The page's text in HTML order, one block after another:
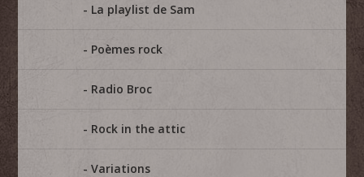
La playlist de Sam
Poèmes rock
Radio Broc
Rock in the attic
Variations